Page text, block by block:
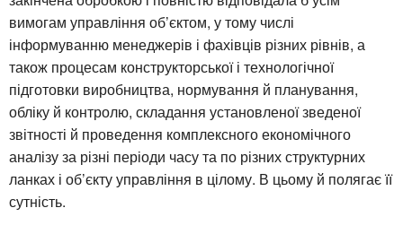
вимогам управління об’єктом, у тому числі
інформуванню менеджерів і фахівців різних рівнів, а
також процесам конструкторської і технологічної
підготовки виробництва, нормування й планування,
обліку й контролю, складання установленої зведеної
звітності й проведення комплексного економічного
аналізу за різні періоди часу та по різних структурних
ланках і об’єкту управління в цілому. В цьому й полягає її
сутність.